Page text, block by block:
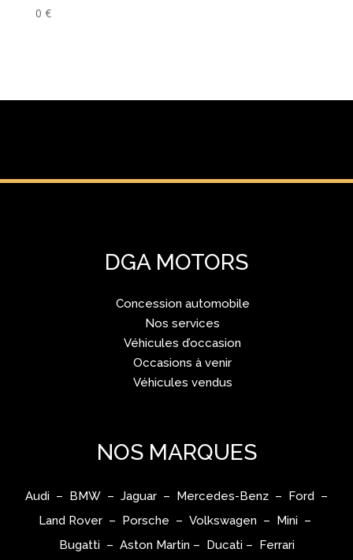
0 €
DGA MOTORS
Concession automobile
Nos services
Véhicules d’occasion
Occasions à venir
Véhicules vendus
NOS MARQUES
Audi – BMW – Jaguar – Mercedes-Benz – Ford –
Land Rover – Porsche – Volkswagen – Mini –
Bugatti – Aston Martin – Ducati – Ferrari